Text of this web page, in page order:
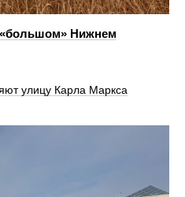
«большом» Нижнем
улицу Карла Маркса